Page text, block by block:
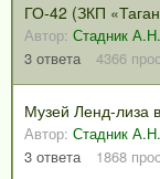
ГО-42 (ЗКП
Автор: Стадник А.Н.
3 ответа 4366
Музей Ленд-
Автор: Стадник А.Н.
3 ответа 1868